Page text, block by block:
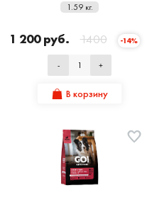
1.59 кг.
1 200 руб. 1400 -14%
- +
В корзину